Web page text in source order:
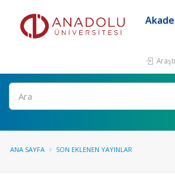
Ara
ANA SAYFA SON EKLENEN YAYINLAR